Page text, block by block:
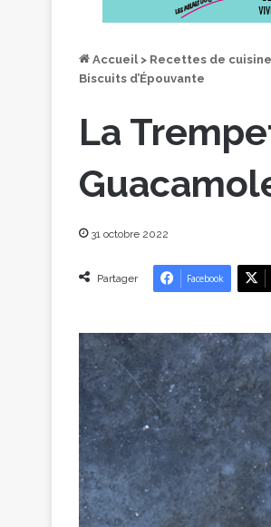
Accueil > Recettes de cuisine
Biscuits d’Épouvante
La
31 octobre 2022
Partager Facebook